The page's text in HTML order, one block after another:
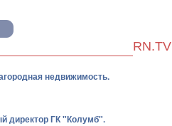
RN.TV
недвижимость.
директор ГК "Колумб".